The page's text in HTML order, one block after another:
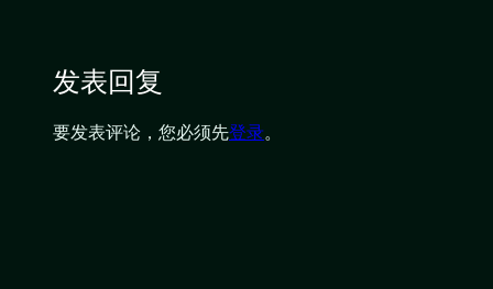
发表回复
要发表评论，您必须先登录。